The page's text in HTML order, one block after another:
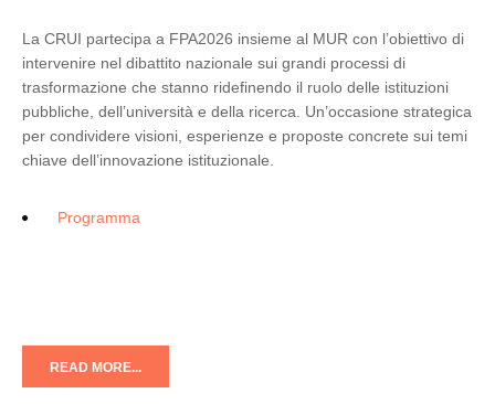
La CRUI partecipa a FPA2026 insieme al MUR con l’obiettivo di
intervenire nel dibattito nazionale sui grandi processi di
trasformazione che stanno ridefinendo il ruolo delle istituzioni
pubbliche, dell’università e della ricerca. Un’occasione strategica
per condividere visioni, esperienze e proposte concrete sui temi
chiave dell’innovazione istituzionale.
Programma
READ MORE...